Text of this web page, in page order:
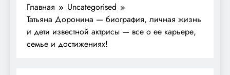
Главная
Uncategorised
Татьяна Доронина — биография, личная жизнь
и дети известной актрисы — все о ее карьере,
семье и достижениях!